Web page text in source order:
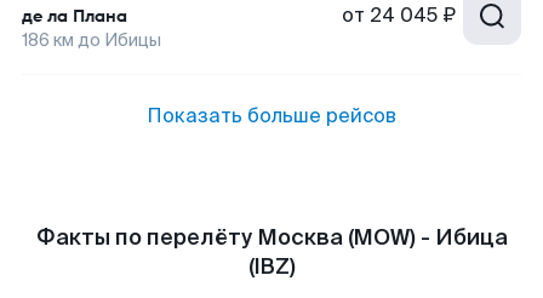
де ла Плана
186 км до Ибицы
от 24 045 ₽
Показать больше рейсов
Факты по перелёту Москва (MOW) - Ибица
(IBZ)